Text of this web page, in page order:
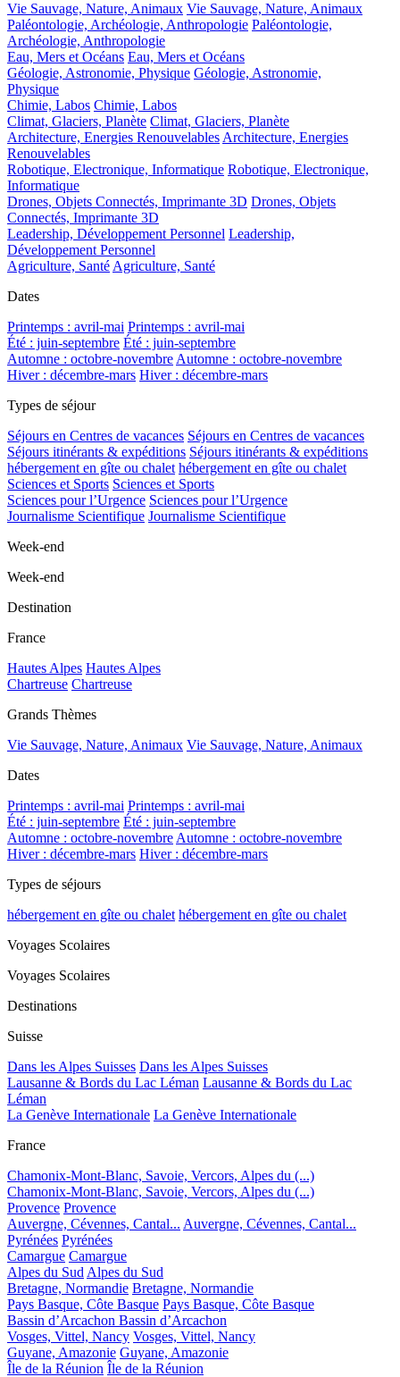
Vie Sauvage, Nature, Animaux Vie Sauvage, Nature, Animaux
Paléontologie, Archéologie, Anthropologie Paléontologie,
Archéologie, Anthropologie
Eau, Mers et Océans Eau, Mers et Océans
Géologie, Astronomie, Physique Géologie, Astronomie,
Physique
Chimie, Labos Chimie, Labos
Climat, Glaciers, Planète Climat, Glaciers, Planète
Architecture, Energies Renouvelables Architecture, Energies
Renouvelables
Robotique, Electronique, Informatique Robotique, Electronique,
Informatique
Drones, Objets Connectés, Imprimante 3D Drones, Objets
Connectés, Imprimante 3D
Leadership, Développement Personnel Leadership,
Développement Personnel
Agriculture, Santé Agriculture, Santé
Dates
Printemps : avril-mai Printemps : avril-mai
Été : juin-septembre Été : juin-septembre
Automne : octobre-novembre Automne : octobre-novembre
Hiver : décembre-mars Hiver : décembre-mars
Types de séjour
Séjours en Centres de vacances Séjours en Centres de vacances
Séjours itinérants & expéditions Séjours itinérants & expéditions
hébergement en gîte ou chalet hébergement en gîte ou chalet
Sciences et Sports Sciences et Sports
Sciences pour l’Urgence Sciences pour l’Urgence
Journalisme Scientifique Journalisme Scientifique
Week-end
Week-end
Destination
France
Hautes Alpes Hautes Alpes
Chartreuse Chartreuse
Grands Thèmes
Vie Sauvage, Nature, Animaux Vie Sauvage, Nature, Animaux
Dates
Printemps : avril-mai Printemps : avril-mai
Été : juin-septembre Été : juin-septembre
Automne : octobre-novembre Automne : octobre-novembre
Hiver : décembre-mars Hiver : décembre-mars
Types de séjours
hébergement en gîte ou chalet hébergement en gîte ou chalet
Voyages Scolaires
Voyages Scolaires
Destinations
Suisse
Dans les Alpes Suisses Dans les Alpes Suisses
Lausanne & Bords du Lac Léman Lausanne & Bords du Lac
Léman
La Genève Internationale La Genève Internationale
France
Chamonix-Mont-Blanc, Savoie, Vercors, Alpes du (...)
Chamonix-Mont-Blanc, Savoie, Vercors, Alpes du (...)
Provence Provence
Auvergne, Cévennes, Cantal... Auvergne, Cévennes, Cantal...
Pyrénées Pyrénées
Camargue Camargue
Alpes du Sud Alpes du Sud
Bretagne, Normandie Bretagne, Normandie
Pays Basque, Côte Basque Pays Basque, Côte Basque
Bassin d’Arcachon Bassin d’Arcachon
Vosges, Vittel, Nancy Vosges, Vittel, Nancy
Guyane, Amazonie Guyane, Amazonie
Île de la Réunion Île de la Réunion